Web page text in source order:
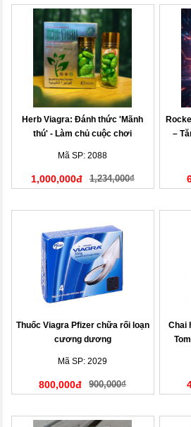
Herb Viagra: Đánh thức 'Mãnh
thú' - Làm chủ cuộc chơi
Mã SP: 2088
1,000,000đ 1,234,000₫
–
Thuốc Viagra Pfizer chữa rối loạn
cương dương
Mã SP: 2029
800,000đ 900,000₫
Chai